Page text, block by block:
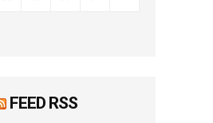
FEED RSS